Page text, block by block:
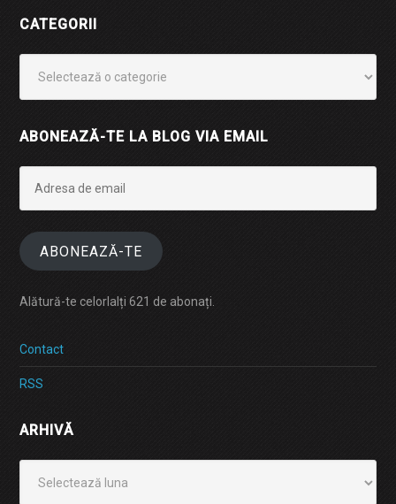
CATEGORII
ABONEAZĂ-TE LA BLOG VIA EMAIL
email
ABONEAZĂ-TE
Alătură-te celorlalți 621 de abonați.
Contact
RSS
ARHIVĂ